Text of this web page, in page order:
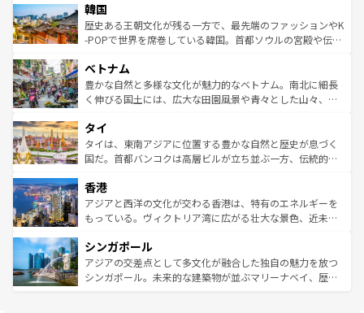
ワイを、存分に味わってほしい。 なお、新着のハワイ情報
はコンテンツ一覧を参照してほしい。
いる。アクティビティも充実しており、サーフィンやダイ
ビング、ハイキングなど、アウトドア好きにはたまらな
い。オーストラリアの多彩な魅力を存分に味わいつくそ
参照してほしい。
ン）、静ひつな山岳地帯である台湾東部など、都市の喧騒
と山間の静けさが共存しており、訪れる人に新しい発見と
驚きをもたらしてくれる。また、奥深い台湾の食文化も魅
容にもいいと評判のスイーツなど、バラエティ豊かな料理
が味わえる。 なお、新着の台湾情報は コンテンツ一覧を参
照してほしい。
韓国
歴史ある王朝文化が残る一方で、最先端のファッションやK
-POPで世界を席巻している韓国。首都ソウルの宮殿や伝統
き、地方に足を延ばせば四季折々の自然美を楽しむことが
できる。そして、キムチや焼肉、絶品のストリートフード
まで、さまざまな韓国料理が待っている。夜には、韓国な
リティに包まれながら、韓国の多彩な魅力を心ゆくまで味
わってみてほしい。 なお、新着の韓国情報はコンテンツ一
覧を参照してほしい。
ベトナム
豊かな自然と多様な文化が魅力的なベトナム。南北に細長
く伸びる国土には、広大な田園風景や青々とした山々、世
急速な発展と共に伝統が息づく。ハノイの古い町並みやホ
ーチミン市のフランス統治時代の建物も、独特の雰囲気を
醸し出している。また、バラエティの豊かさとおいしさで
とつ。フォーやバインミー、ベトナムコーヒーなどは、ぜ
ひ現地で味わいたい。どの地域を訪れてもあたたかい人々
が旅行者を迎えてくれるので、きっと忘れられない旅にな
参照してほしい。
タイ
タイは、東南アジアに位置する豊かな自然と歴史が息づく
国だ。首都バンコクは高層ビルが立ち並ぶ一方、伝統的な
の活気が交差している。北部ではチェンマイなどの山岳地
帯で自然と触れ合い、南部ではプーケットやクラビの美し
いビーチでリゾート気分を楽しむことができる。タイ料理
激する。気候は一年中温暖で、どの季節にも異なる楽しみ
が待っている。親しみやすいタイの人々、仏教を中心とし
た文化、そして多様な観光資源が、訪れる旅人を魅了し続
香港
アジアと西洋の文化が交わる香港は、特有のエネルギーを
もっている。ヴィクトリア湾に広がる壮大な景色、近未来
み、どこを訪れても感動するはず。観光スポットが密集し
ており、効率よく見どころを回れるのも魅力。息をのむよ
うな絶景から文化的な体験まで、香港を存分に楽しみ尽く
シンガポール
アジアの交差点として多文化が融合した独自の魅力を放つ
シンガポール。未来的な建築物が並ぶマリーナベイ、歴史